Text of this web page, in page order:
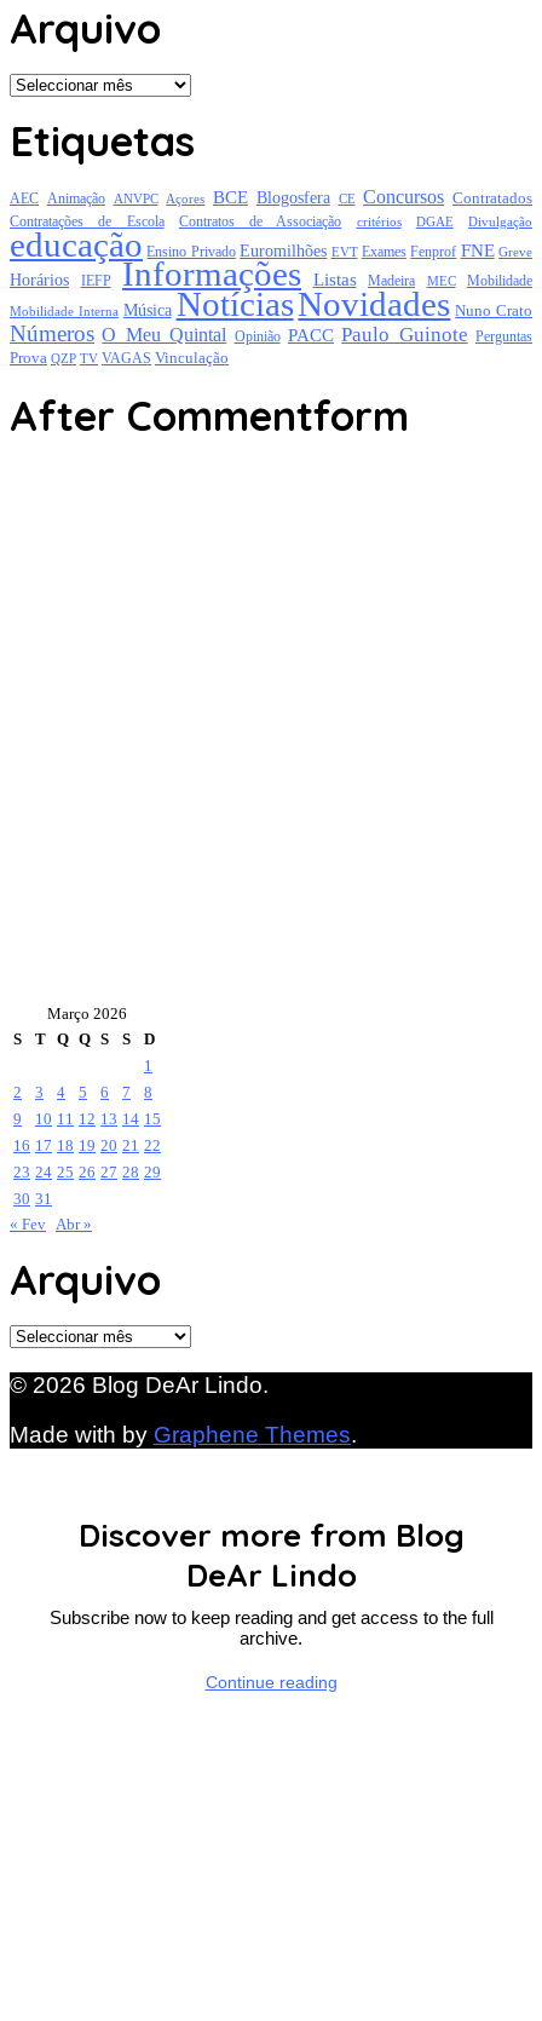
Arquivo
Arquivo
Etiquetas
AEC Animação ANVPC Açores BCE Blogosfera CE Concursos Contratados
Contratações de Escola Contratos de Associação critérios DGAE Divulgação
educação Ensino Privado Euromilhões EVT Exames Fenprof FNE Greve
Horários IEFP Informações Listas Madeira MEC Mobilidade
Mobilidade Interna Música NotíciasNovidades Nuno Crato
Números O Meu Quintal Opinião PACC Paulo Guinote Perguntas
Prova QZP TV VAGAS Vinculação
After Commentform
Março 2026
S
T Q Q S S
D
1
2
3 4 5 6 7
8
9
10 11 12 13 14 15
16 17 18 19 20 21 22
23 24 25 26 27 28 29
30 31
« Fev Abr »
Arquivo
Arquivo
© 2026 Blog DeAr Lindo.
Made with by Graphene Themes.
Discover more from Blog
DeAr Lindo
Subscribe now to keep reading and get access to the full
archive.
Continue reading